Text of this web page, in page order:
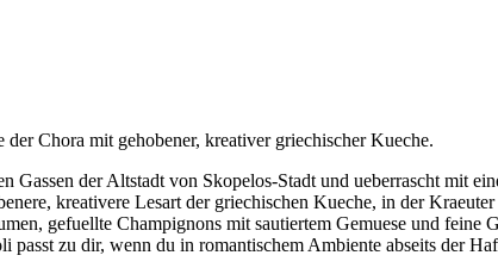
Chora mit gehobener, kreativer griechischer Kueche.
Gassen der Altstadt von Skopelos-Stadt und ueberrascht mit
kreativere Lesart der griechischen Kueche, in der
gefuellte Champignons mit sautiertem Gemuese und feine
zu dir, wenn du in romantischem Ambiente abseits der